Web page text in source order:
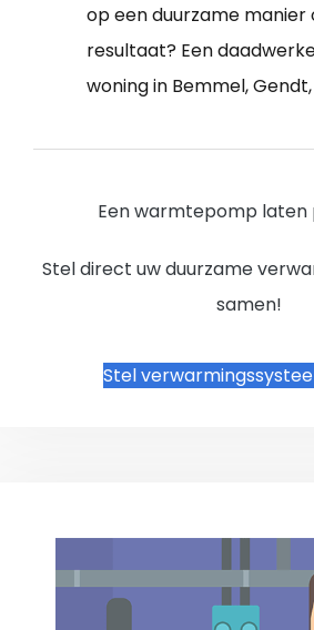
op een duurzame manier
resultaat? Een
woning in Bemmel, Gendt,
Een warmtepomp laten
Stel direct uw duurzame
samen!
Stel